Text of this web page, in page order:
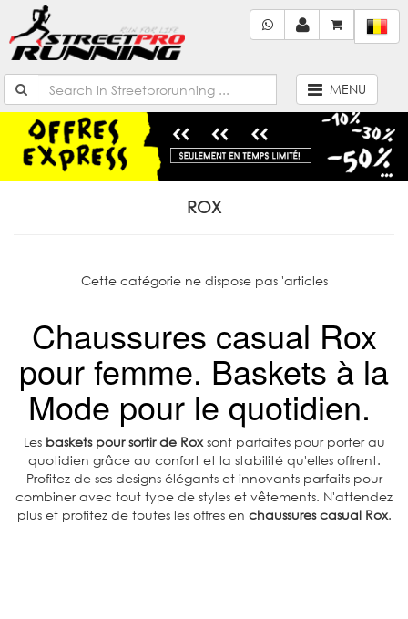
MENU
ROX
Cette catégorie ne dispose pas 'articles
Chaussures casual Rox
pour femme. Baskets à la
Mode pour le quotidien.
Les baskets pour sortir de Roxsont parfaites pour porter au
quotidien grâce au confort et la stabilité qu'elles offrent.
Profitez de ses designs élégants et innovants parfaits pour
combiner avec tout type de styles et vêtements. N'attendez
plus et profitez de toutes les offres en chaussures casual Rox.